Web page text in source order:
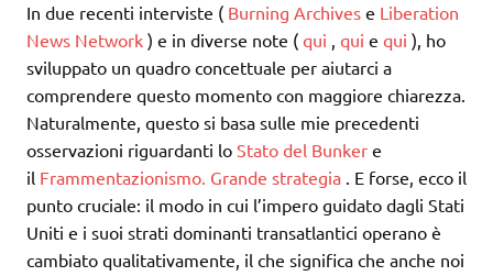
In due recenti interviste ( Burning Archives e Liberation
News Network ) e in diverse note ( qui , qui e qui ), ho
sviluppato un quadro concettuale per aiutarci a
comprendere questo momento con maggiore chiarezza.
Naturalmente, questo si basa sulle mie precedenti
osservazioni riguardanti lo Stato del Bunker e
il Frammentazionismo. Grande strategia . E forse, ecco il
punto cruciale: il modo in cui l’impero guidato dagli Stati
Uniti e i suoi strati dominanti transatlantici operano è
cambiato qualitativamente, il che significa che anche noi